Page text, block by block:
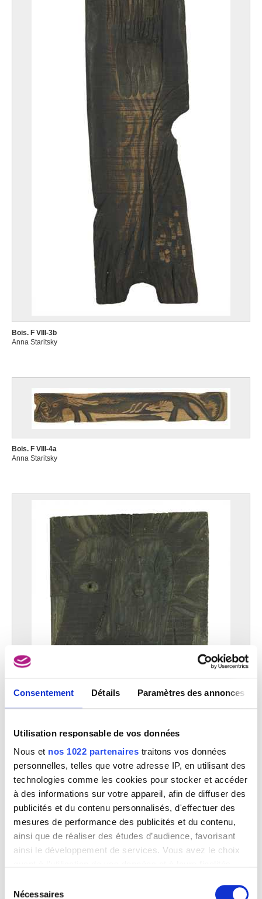
Consentement Détails Paramètres des annonces
Utilisation responsable de vos données
Nous et nos 1022 partenaires traitons vos données
personnelles, telles que votre adresse IP, en utilisant des
technologies comme les cookies pour stocker et accéder
à des informations sur votre appareil, afin de diffuser des
publicités et du contenu personnalisés, d'effectuer des
mesures de performance des publicités et du contenu,
ainsi que de réaliser des études d’audience, favorisant
ainsi le développement de services. Vous avez le choix
tout moment en consultant la Déclaration relative aux
Nécessaires
Bois. F VIII-3b
Anna Staritsky
Bois. F VIII-4a
Anna Staritsky